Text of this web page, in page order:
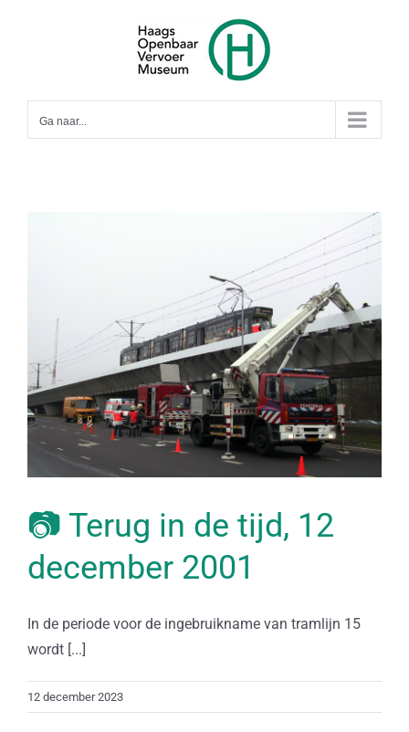
Ga naar...
📷 Terug in de tijd, 12
december 2001
In de periode voor de ingebruikname van tramlijn 15
wordt [...]
12 december 2023